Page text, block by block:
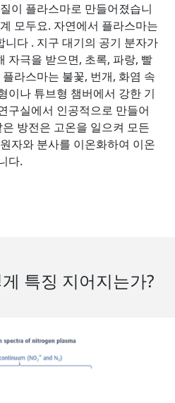
이 플라스마로 만들어졌습니
모두요. 자연에서 플라스마는
다 . 지구 대기의 공기 분자가
자극을 받으면, 초록, 파랑, 빨
라스마는 불꽃, 번개, 화염 속
이나 튜브형 챔버에서 강한 기
구실에서 인공적으로 만들어
방전은 고온을 일으켜 모든
자와 분사를 이온화하여 이온
다.
특징 지어지는가?